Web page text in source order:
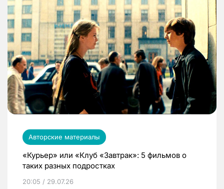
Авторские материалы
«Курьер» или «Клуб «Завтрак»: 5 фильмов о
таких разных подростках
20:05 / 29.07.26